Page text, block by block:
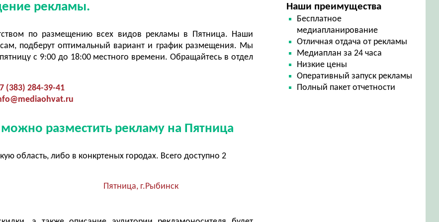
рекламы.
по размещению всех видов рекламы в Пятница. Наши
подберут оптимальный вариант и график размещения. Мы
с 9:00 до 18:00 местного времени. Обращайтесь в отдел
(383) 284-39-41
разместить рекламу на Пятница
область, либо в конкртеных городах. Всего доступно 2
Пятница, г.Рыбинск
Наши преимущества
Бесплатное
медиапланирование
Отличная отдача от рекламы
Медиаплан за 24 часа
Низкие цены
Оперативный запуск рекламы
Полный пакет отчетности